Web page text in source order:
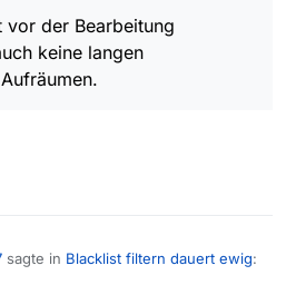
vor der Bearbeitung
keine langen
sagte in Blacklist filtern dauert ewig: